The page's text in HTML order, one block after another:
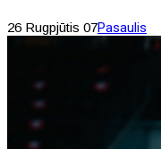
26 Rugpjūtis 07Pasaulis